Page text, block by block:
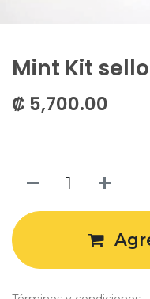
Mint Kit
₡ 5,700.00